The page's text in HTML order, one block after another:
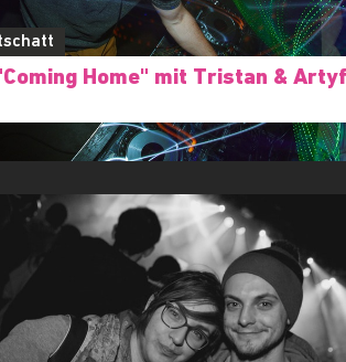
Home" mit Tristan &